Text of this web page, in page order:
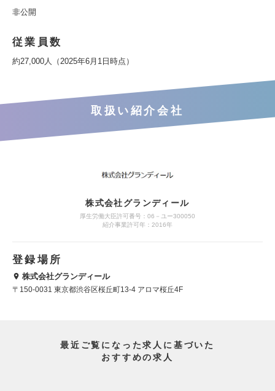
非公開
従業員数
約27,000人（2025年6月1日時点）
取扱い紹介会社
株式会社グランディール
厚生労働大臣許可番号：06－ユー300050
紹介事業許可年：2016年
登録場所
株式会社グランディール
〒150-0031 東京都渋谷区桜丘町13-4 アロマ桜丘4F
最近ご覧になった求人に基づいた
おすすめの求人